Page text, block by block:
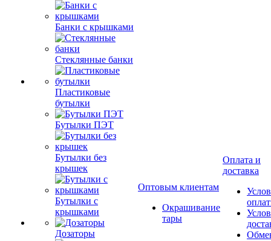
Банки с крышками
Стеклянные банки
Пластиковые
бутылки
Бутылки ПЭТ
Бутылки без
крышек
Бутылки с
крышками
Дозаторы
Оптовым клиентам
Окрашивание
тары
Оплата и
доставка